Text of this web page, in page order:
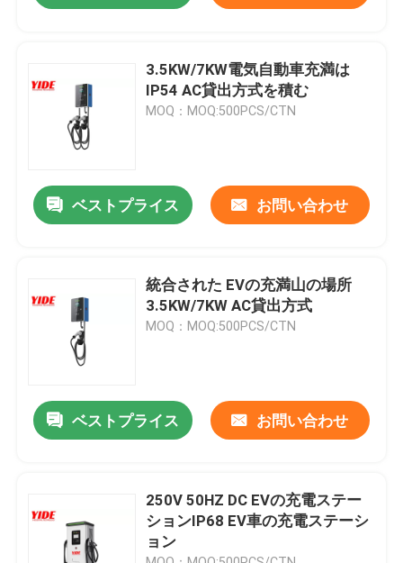
企業情報
製品
Eのバイクのコネクター
Ebike電池コネクター
スクーター電池コネクター
EVの充満山
3.5KW/7KW電気自動車充満は
IP54 AC貸出方式を積む
MOQ：MOQ:500PCS/CTN
ベストプライス お問い合わせ
統合された EVの充満山の場所
3.5KW/7KW AC貸出方式
MOQ：MOQ:500PCS/CTN
ベストプライス お問い合わせ
250V 50HZ DC EVの充電ステー
ションIP68 EV車の充電ステーシ
ョン